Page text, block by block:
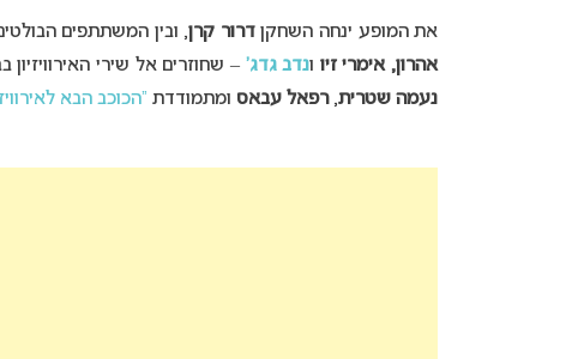
את המופע ינחה השחקןדרור קרן, ובין המשתתפים
אהרון, אימרי זיו ונדב גדג’ – שחוזרים אל שירי
נעמה שטרית,רפאל עבאס ומתמודדת “הכוכב הבא